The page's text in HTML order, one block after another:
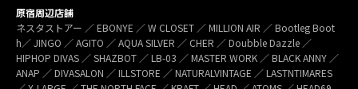
原宿周辺店舗
ネスタストアー ／ EBONYE ／ W CLOSET ／ MILLION AIR ／ Bootleg Boot
h／ JINGO ／ AGITO ／ AQUA SILVER ／ CHER ／ Doubble Dazzle ／
HIPHOP DIVAS ／ SHAZBOT ／ LB-03 ／ MASTER WORK ／ BLACK ANNY ／
ANAP ／ DIVASALON ／ ILLSTORE ／ NATURALVINTAGE ／ LASTNTIMARES